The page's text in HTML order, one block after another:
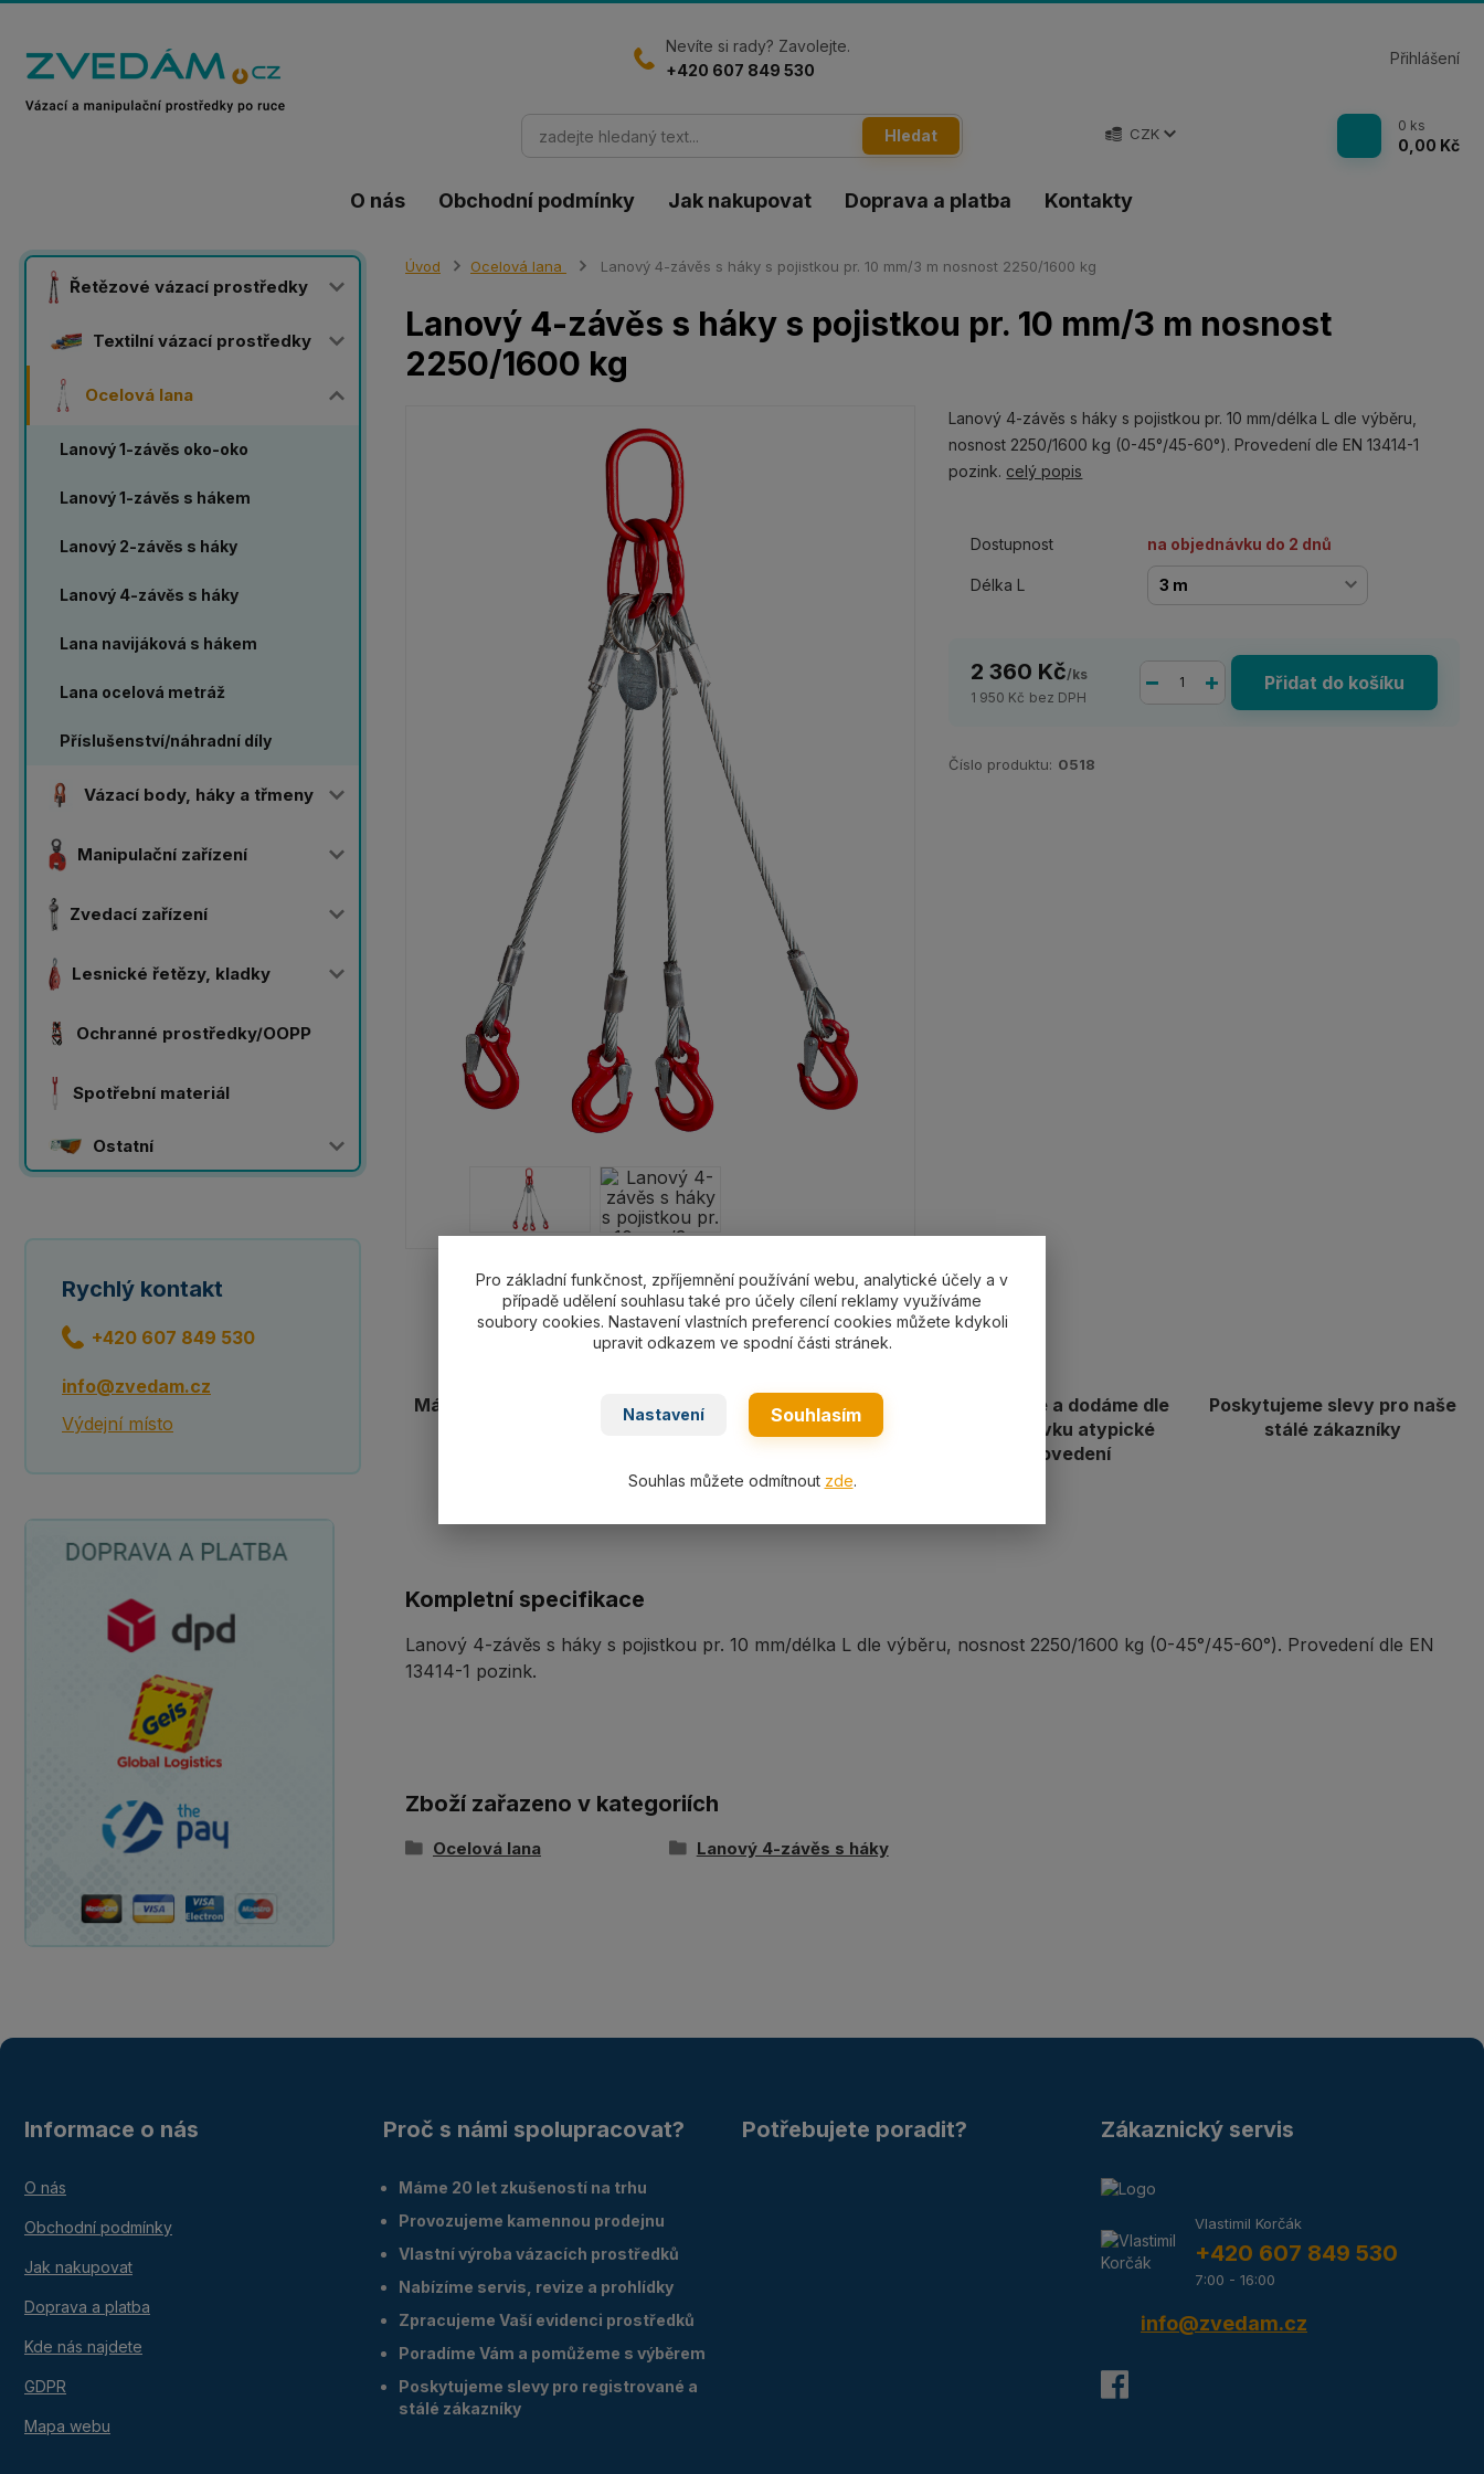
O nás Obchodní podmínky Jak nakupovat Doprava a platba Kontakty
CZK
Přihlášení
Hledat
Nevíte si rady? Zavolejte.
+420 607 849 530
0 ks
0,00 Kč
Řetězové vázací prostředky
Textilní vázací prostředky
Ocelová lana
Lanový 1-závěs oko-oko
Lanový 1-závěs s hákem
Lanový 2-závěs s háky
Lanový 4-závěs s háky
Lana navijáková s hákem
Lana ocelová metráž
Příslušenství/náhradní díly
Vázací body, háky a třmeny
Manipulační zařízení
Zvedací zařízení
Lesnické řetězy, kladky
Ochranné prostředky/OOPP
Spotřební materiál
Ostatní
Rychlý kontakt
+420 607 849 530
info@zvedam.cz
Výdejní místo
Úvod Ocelová lana Lanový 4-závěs s háky s pojistkou pr. 10 mm/3 m nosnost 2250/1600 kg
Lanový 4-závěs s háky s pojistkou pr. 10 mm/3 m nosnost
2250/1600 kg
Lanový 4-závěs s háky s pojistkou pr. 10 mm/délka L dle výběru,
nosnost 2250/1600 kg (0-45°/45-60°). Provedení dle EN 13414-1
pozink. celý popis
Dostupnost na objednávku do 2 dnů
Délka L
2 360 Kč/ks
1 950 Kč bez DPH
Přidat do košíku
Číslo produktu: 0518
Máme 20 let zkušeností na
Vlastní výroba, servis a
revize včetně vedení
Vyrobíme a dodáme dle
požadavku atypické
provedení
Poskytujeme slevy pro naše
stálé zákazníky
Kompletní specifikace
Lanový 4-závěs s háky s pojistkou pr. 10 mm/délka L dle výběru, nosnost 2250/1600 kg (0-45°/45-60°). Provedení dle EN
13414-1 pozink.
Zboží zařazeno v kategoriích
Ocelová lana Lanový 4-závěs s háky
Informace o nás
O nás
Obchodní podmínky
Jak nakupovat
Doprava a platba
Kde nás najdete
GDPR
Mapa webu
Proč s námi spolupracovat?
Máme 20 let zkušeností na trhu
Provozujeme kamennou prodejnu
Vlastní výroba vázacích prostředků
Nabízíme servis, revize a prohlídky
Zpracujeme Vaší evidenci prostředků
Poradíme Vám a pomůžeme s výběrem
Poskytujeme slevy pro registrované a
stálé zákazníky
Potřebujete poradit? Zákaznický servis
Vlastimil Korčák
+420 607 849 530
7:00 - 16:00
info@zvedam.cz
Pro základní funkčnost, zpříjemnění používání webu, analytické účely a v
případě udělení souhlasu také pro účely cílení reklamy využíváme
soubory cookies. Nastavení vlastních preferencí cookies můžete kdykoli
upravit odkazem ve spodní části stránek.
Nastavení Souhlasím
Souhlas můžete odmítnout zde.